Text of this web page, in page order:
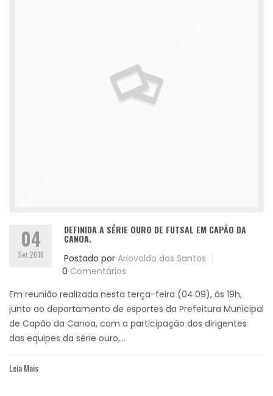
04
Set 2018
DEFINIDA A SÉRIE OURO DE FUTSAL EM CAPÃO DA
CANOA.
Postado por Ariovaldo dos Santos
0 Comentários
Em reunião realizada nesta terça-feira (04.09), às 19h,
junto ao departamento de esportes da Prefeitura Municipal
de Capão da Canoa, com a participação dos dirigentes
das equipes da série ouro,...
Leia Mais